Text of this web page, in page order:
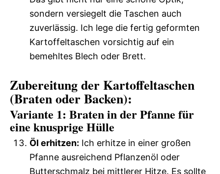
sondern versiegelt die Taschen auch
zuverlässig. Ich lege die fertig geformten
Kartoffeltaschen vorsichtig auf ein
bemehltes Blech oder Brett.
Zubereitung der Kartoffeltaschen
(Braten oder Backen):
Variante 1: Braten in der Pfanne für
eine knusprige Hülle
Öl erhitzen: Ich erhitze in einer großen
Pfanne ausreichend Pflanzenöl oder
Butterschmalz bei mittlerer Hitze. Es sollte